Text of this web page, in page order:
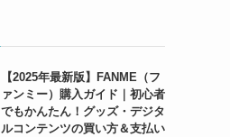
【2025年最新版】FANME（フ
ァンミー）購入ガイド｜初心者
でもかんたん！グッズ・デジタ
ルコンテンツの買い方＆支払い